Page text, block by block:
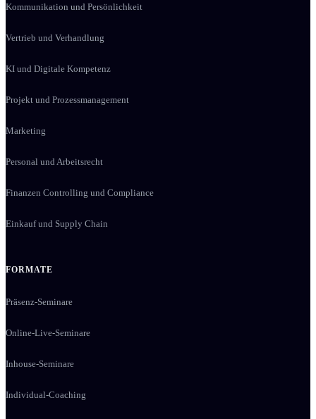
Kommunikation und Persönlichkeit
Vertrieb und Verhandlung
KI und Digitale Kompetenz
Projekt und Prozessmanagement
Marketing
Personal und Arbeitsrecht
Finanzen Controlling und Compliance
Einkauf und Supply Chain
FORMATE
Präsenz-Seminare
Online-Live-Seminare
Inhouse-Seminare
Individual-Coaching